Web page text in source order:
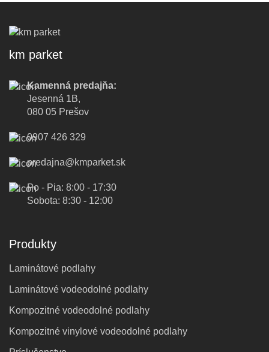
km parket
Kamenná predajňa:
Jesenná 1B,
080 05 Prešov
0907 426 329
predajna@kmparket.sk
Po - Pia: 8:00 - 17:30
Sobota: 8:30 - 12:00
Produkty
Laminátové podlahy
Laminátové vodeodolné podlahy
Kompozitné vodeodolné podlahy
Kompozitné vinylové vodeodolné podlahy